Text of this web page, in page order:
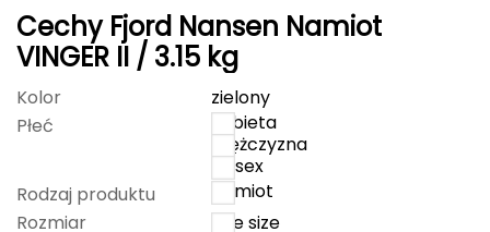
EISBAR
ENERO
ENERO CAMP
Elmer by Swany
Cechy Fjord Nansen Namiot
VINGER II / 3.15 kg
Kolor
zielony
Płeć
kobieta
mężczyzna
unisex
Rodzaj produktu
Namiot
Rozmiar
one size